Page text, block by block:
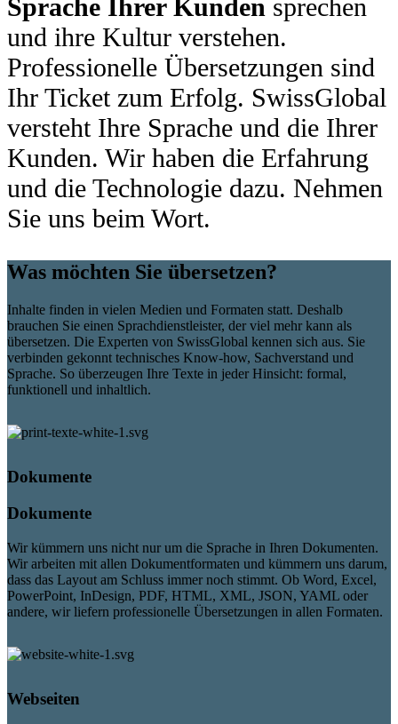
Sprache Ihrer Kunden sprechen
und ihre Kultur verstehen.
Professionelle Übersetzungen sind
Ihr Ticket zum Erfolg. SwissGlobal
versteht Ihre Sprache und die Ihrer
Kunden. Wir haben die Erfahrung
und die Technologie dazu. Nehmen
Sie uns beim Wort.
Was möchten Sie übersetzen?
Inhalte finden in vielen Medien und Formaten statt. Deshalb
brauchen Sie einen Sprachdienstleister, der viel mehr kann als
übersetzen. Die Experten von SwissGlobal kennen sich aus. Sie
verbinden gekonnt technisches Know-how, Sachverstand und
Sprache. So überzeugen Ihre Texte in jeder Hinsicht: formal,
funktionell und inhaltlich.
Dokumente
Dokumente
Wir kümmern uns nicht nur um die Sprache in Ihren Dokumenten.
Wir arbeiten mit allen Dokumentformaten und kümmern uns darum,
dass das Layout am Schluss immer noch stimmt. Ob Word, Excel,
PowerPoint, InDesign, PDF, HTML, XML, JSON, YAML oder
andere, wir liefern professionelle Übersetzungen in allen Formaten.
Webseiten